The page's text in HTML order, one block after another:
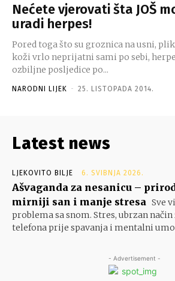
Nećete vjerovati šta JOŠ
uradi herpes!
Pored toga što su groznica na usni,
koži vrlo neprijatni sami po sebi,
ozbiljne posljedice po...
NARODNI LIJEK - 25. LISTOPADA 2014.
Latest news
LJEKOVITO BILJE 6. SVIBNJA 2026.
Ašvaganda za nesanicu –
mirniji san i manje stresa Sve
problema sa snom. Stres, ubrzan
telefona prije spavanja i mentalni
- Advertisement -